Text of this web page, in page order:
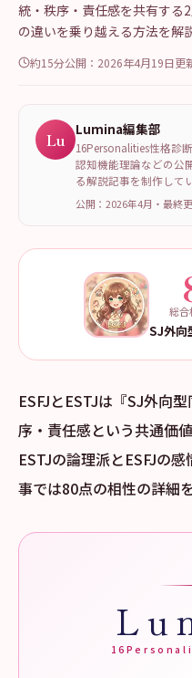
統・秩序・責任感を共有する
の違いを乗り越える方法を解
約15分公開： 2026年4月19日更
Lu Lumina編集部
16Personalities性格診
認知機能理論などの公
る解説記事を制作して
公開：2026年4月 ・ 最終
総合
SJ外向
ESFJとESTJは『SJ外向
序・責任感という共通価
ESTJの論理派とESFJの
事では80点の相性の詳細